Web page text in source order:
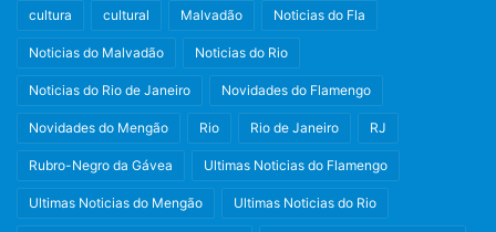
cultura cultural Malvadão Noticias do Fla
Noticias do Malvadão Noticias do Rio
Noticias do Rio de Janeiro Novidades do Flamengo
Novidades do Mengão Rio Rio de Janeiro RJ
Rubro-Negro da Gávea Ultimas Noticias do Flamengo
Ultimas Noticias do Mengão Ultimas Noticias do Rio